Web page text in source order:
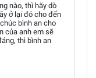
nào, thì hãy dò
ở lại đó cho đến
bình an cho
của anh em sẽ
thì bình an